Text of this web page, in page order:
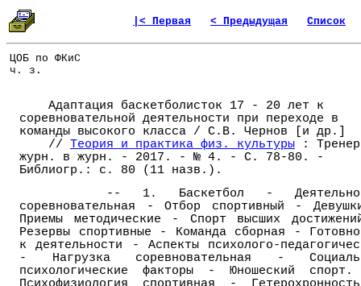
|< Первая < Предыдущая Список
ЦОБ по ФКиС
ч. з.
Адаптация баскетболисток 17 - 20 лет к
соревновательной деятельности при переходе в
команды высокого класса / С.В. Чернов [и др.]
// Теория и практика физ. культуры :
журн. в журн. - 2017. - № 4. - С. 78-80. -
Библиогр.: с. 80 (11 назв.).
-- 1. Баскетбол -
соревновательная - Отбор спортивный -
Приемы методические - Спорт высших
Резервы спортивные - Команда сборная -
к деятельности - Аспекты психолого-
- Нагрузка соревновательная -
психологические факторы - Юношеский